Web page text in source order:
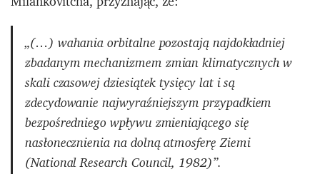
„(…) wahania orbitalne pozostają najdokładniej
zbadanym mechanizmem zmian klimatycznych w
skali czasowej dziesiątek tysięcy lat i są
zdecydowanie najwyraźniejszym przypadkiem
bezpośredniego wpływu zmieniającego się
nasłonecznienia na dolną atmosferę Ziemi
(National Research Council, 1982)”.